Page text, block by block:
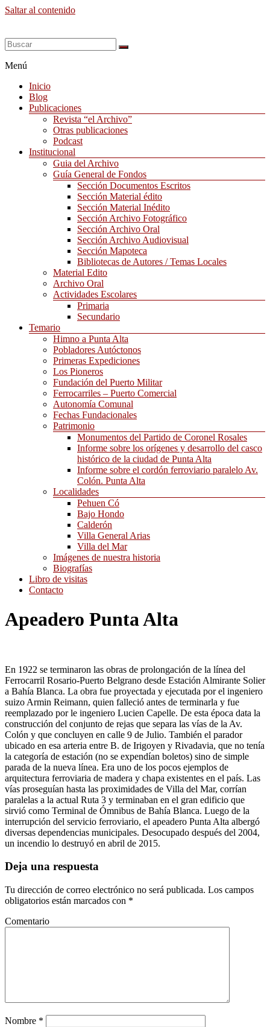
Saltar al contenido
Menú
Inicio
Blog
Publicaciones
Revista “el Archivo”
Otras publicaciones
Podcast
Institucional
Guia del Archivo
Guía General de Fondos
Sección Documentos Escritos
Sección Material édito
Sección Material Inédito
Sección Archivo Fotográfico
Sección Archivo Oral
Sección Archivo Audiovisual
Sección Mapoteca
Bibliotecas de Autores / Temas Locales
Material Edito
Archivo Oral
Actividades Escolares
Primaria
Secundario
Temario
Himno a Punta Alta
Pobladores Autóctonos
Primeras Expediciones
Los Pioneros
Fundación del Puerto Militar
Ferrocarriles – Puerto Comercial
Autonomía Comunal
Fechas Fundacionales
Patrimonio
Monumentos del Partido de Coronel Rosales
Informe sobre los orígenes y desarrollo del casco
histórico de la ciudad de Punta Alta
Informe sobre el cordón ferroviario paralelo Av.
Colón. Punta Alta
Localidades
Pehuen Có
Bajo Hondo
Calderón
Villa General Arias
Villa del Mar
Imágenes de nuestra historia
Biografías
Libro de visitas
Contacto
Apeadero Punta Alta
En 1922 se terminaron las obras de prolongación de la línea del
Ferrocarril Rosario-Puerto Belgrano desde Estación Almirante Solier
a Bahía Blanca. La obra fue proyectada y ejecutada por el ingeniero
suizo Armin Reimann, quien falleció antes de terminarla y fue
reemplazado por le ingeniero Lucien Capelle. De esta época data la
construcción del conjunto de rejas que separa las vías de la Av.
Colón y que concluyen en calle 9 de Julio. También el parador
ubicado en esa arteria entre B. de Irigoyen y Rivadavia, que no tenía
la categoría de estación (no se expendían boletos) sino de simple
parada de la nueva línea. Era uno de los pocos ejemplos de
arquitectura ferroviaria de madera y chapa existentes en el país. Las
vías proseguían hasta las proximidades de Villa del Mar, corrían
paralelas a la actual Ruta 3 y terminaban en el gran edificio que
sirvió como Terminal de Ómnibus de Bahía Blanca. Luego de la
interrupción del servicio ferroviario, el apeadero Punta Alta albergó
diversas dependencias municipales. Desocupado después del 2004,
un incendio lo destruyó en abril de 2015.
Deja una respuesta
Tu dirección de correo electrónico no será publicada. Los campos
obligatorios están marcados con *
Comentario
Nombre *